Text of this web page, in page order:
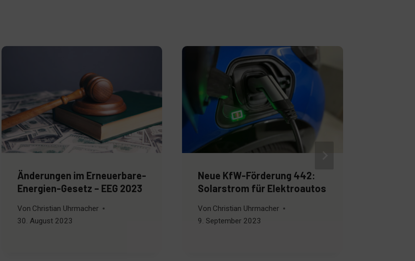
Änderungen im Erneuerbare-
Energien-Gesetz – EEG 2023
Von Christian Uhrmacher
30. August 2023
Neue KfW-Förderung 442:
Solarstrom für Elektroautos
Von Christian Uhrmacher
9. September 2023